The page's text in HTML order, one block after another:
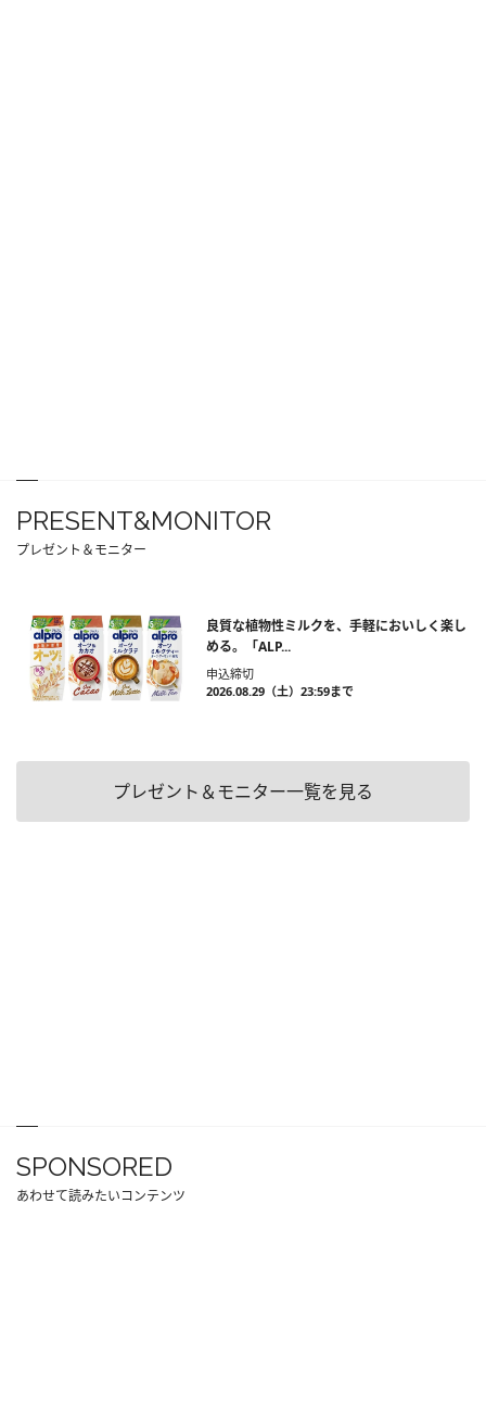
PRESENT&MONITOR
プレゼント＆モニター
良質な植物性ミルクを、手軽においしく楽し
める。「ALP...
申込締切
2026.08.29（土）23:59まで
プレゼント＆モニター一覧を見る
SPONSORED
あわせて読みたいコンテンツ